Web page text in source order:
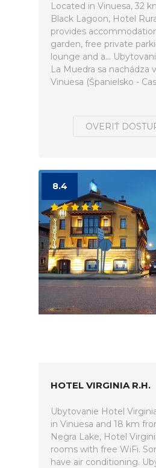
Located in Vinuesa, 32
Black Lagoon, Hotel
provides
garden, free private
lounge and a...
La Muedra sa nachádza
Vinuesa (Španielsko -
OVERIŤ
8.4
HOTEL VIRGINIA R.H.
Ubytovanie Hotel
in Vinuesa and 18 km
Negra Lake, Hotel
rooms with free WiFi.
have air conditioning.